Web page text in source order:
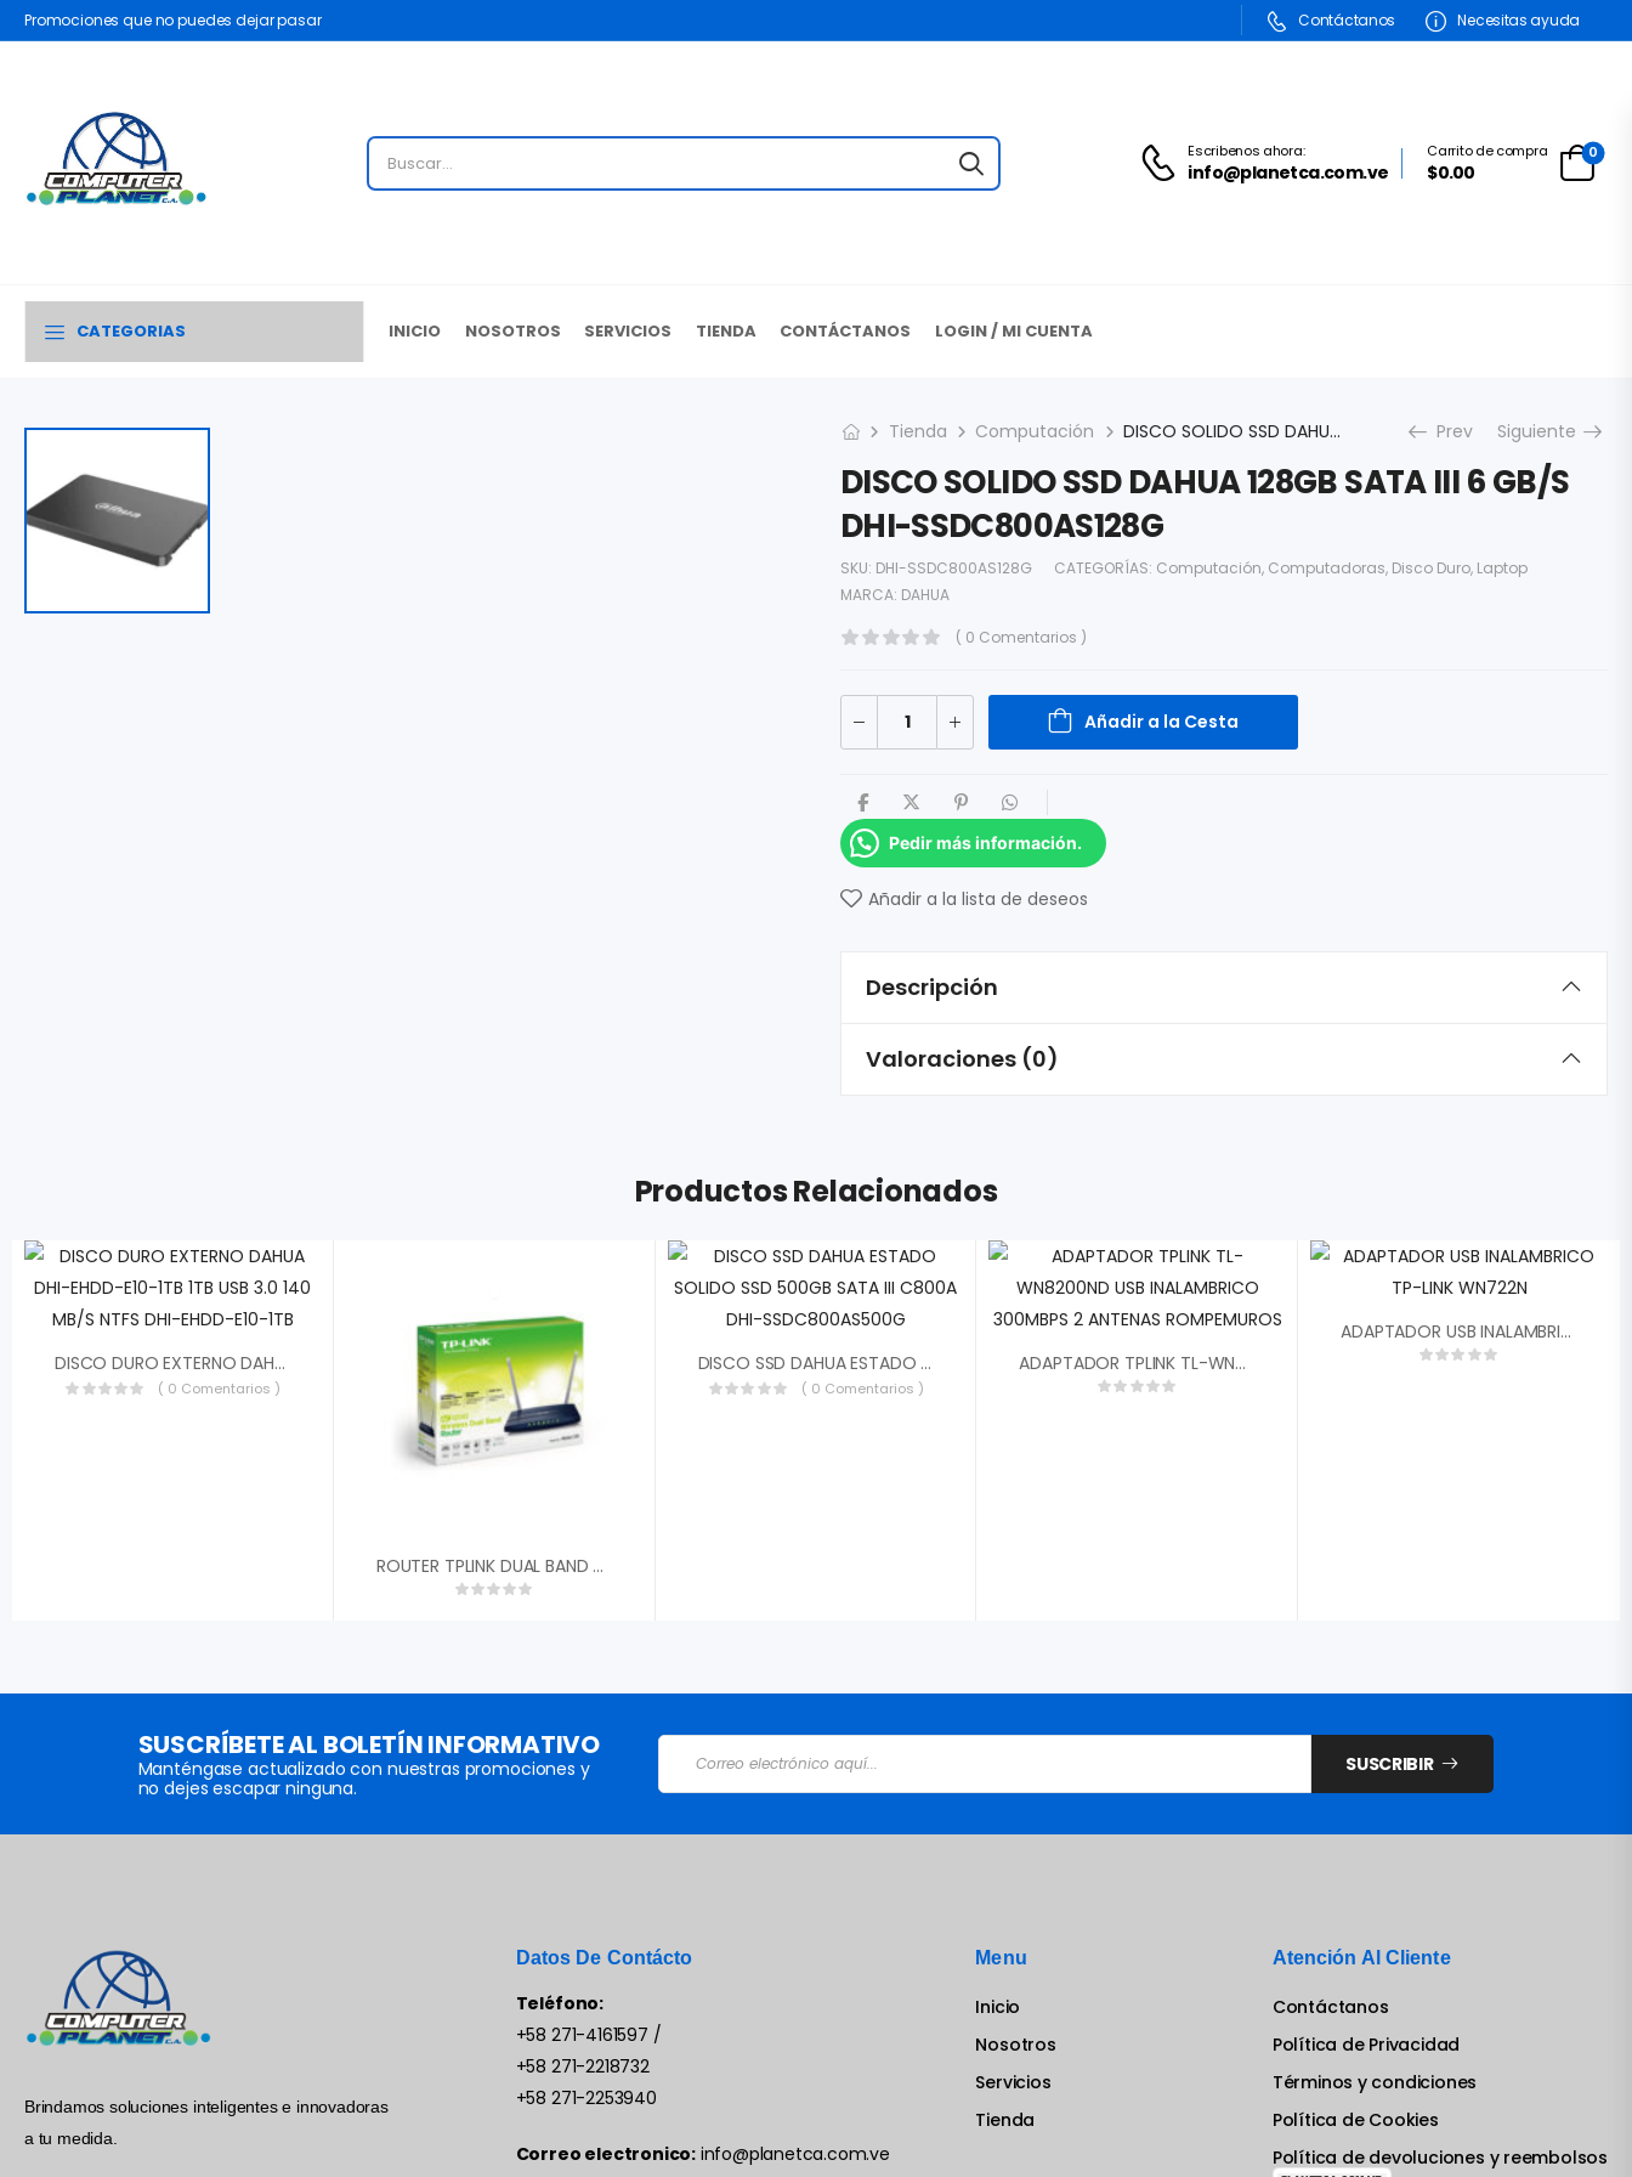
Promociones que no puedes dejar pasar Contáctanos Necesitas ayuda
Escribenos ahora:
info@planetca.com.ve
Carrito de compra
$0.00
0
CATEGORIAS INICIO NOSOTROS SERVICIOS TIENDA CONTÁCTANOS LOGIN / MI CUENTA
Tienda Computación DISCO SOLIDO SSD DAHUA 128GB SATA III 6 GB/S DHI-SSDC800AS128G Prev Siguiente
DISCO SOLIDO SSD DAHUA 128GB SATA III 6 GB/S
DHI-SSDC800AS128G
SKU: DHI-SSDC800AS128G CATEGORÍAS: Computación, Computadoras, Disco Duro, Laptop
MARCA: DAHUA
( 0 Comentarios )
Añadir a la Cesta
Pedir más información.
Añadir a la lista de deseos
Descripción
Valoraciones (0)
Productos Relacionados
DISCO DURO EXTERNO DAHUA DHI-EHDD-E10-1TB 1TB USB 3.0 140 MB/S NTFS DHI-EHDD-E10-1TB
( 0 Comentarios )
ROUTER TPLINK DUAL BAND AC1200 ARCHER C50 2 ANTENAS
DISCO SSD DAHUA ESTADO SOLIDO SSD 500GB SATA III C800A DHI-SSDC800AS500G
( 0 Comentarios )
ADAPTADOR TPLINK TL-WN8200ND USB INALAMBRICO 300MBPS 2 ANTENAS ROMPEMUROS
ADAPTADOR USB INALAMBRICO TP-LINK WN722N
SUSCRÍBETE AL BOLETÍN INFORMATIVO
Manténgase actualizado con nuestras promociones y
no dejes escapar ninguna.
SUSCRIBIR
Brindamos soluciones inteligentes e innovadoras
a tu medida.
Datos De Contácto
Teléfono:
+58 271-4161597 /
+58 271-2218732
+58 271-2253940
Correo electronico: info@planetca.com.ve
Menu
Inicio
Nosotros
Servicios
Tienda
Atención Al Cliente
Contáctanos
Política de Privacidad
Términos y condiciones
Política de Cookies
Política de devoluciones y reembolsos